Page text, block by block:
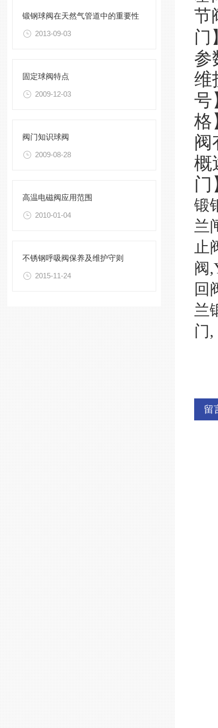
锻钢球阀在天然气管道中的重要性
2013-09-03
固定球阀特点
2009-12-03
阀门知识球阀
2009-08-28
高温电磁阀应用范围
2010-01-04
不锈钢呼吸阀保养及维护守则
2015-11-24
节
门
参
维
号
格
阀
概
门
锻
兰
止
阀
回
兰
门,
留